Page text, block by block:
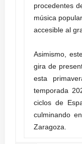
procedentes
música
accesible al
Asimismo,
gira de
esta
temporada
ciclos de
culminando
Zaragoza.